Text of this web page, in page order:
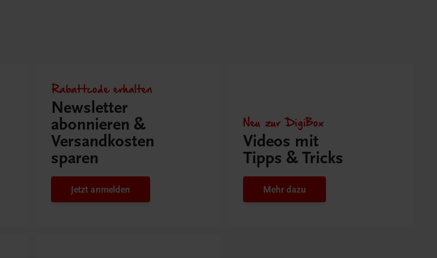
Rabattcode erhalten
Newsletter
abonnieren &
Versandkosten
sparen
Jetzt anmelden
Neu zur DigiBox
Videos mit
Tipps & Tricks
Mehr dazu